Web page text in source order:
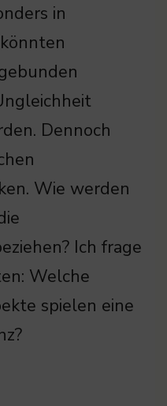
in
Dennoch
Wie werden
Ich frage
Welche
spielen eine